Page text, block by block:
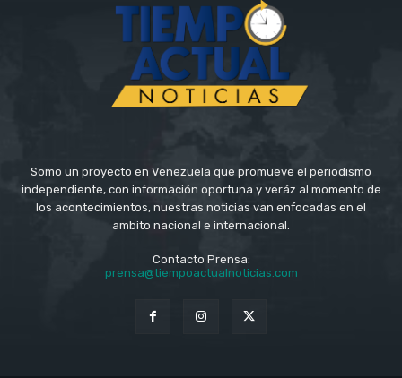
Somo un proyecto en Venezuela que promueve el periodismo
independiente, con información oportuna y veráz al momento de
los acontecimientos, nuestras noticias van enfocadas en el
ambito nacional e internacional.
Contacto Prensa:
prensa@tiempoactualnoticias.com